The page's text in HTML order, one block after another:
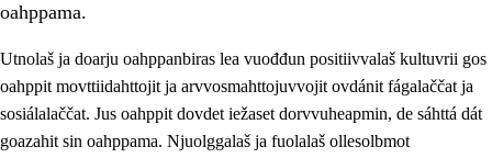
oahppama.
Utnolaš ja doarju oahppanbiras lea vuođđun positiivvalaš kultuvrii gos
oahppit movttiidahttojit ja arvvosmahttojuvvojit ovdánit fágalaččat ja
sosiálalaččat. Jus oahppit dovdet iežaset dorvvuheapmin, de sáhttá dát
goazahit sin oahppama. Njuolggalaš ja fuolalaš ollesolbmot